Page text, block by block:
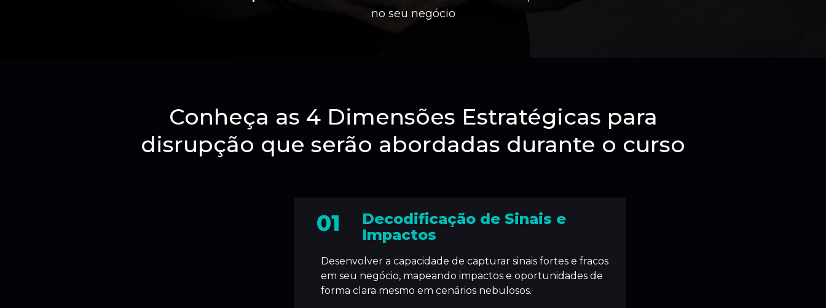
no seu negócio
Conheça as 4 Dimensões Estratégicas para
disrupção que serão abordadas durante o curso
01
Desenvolver a capacidade de capturar sinais fortes e fracos
em seu negócio, mapeando impactos e oportunidades de
forma clara mesmo em cenários nebulosos.
Decodificação de Sinais e
Impactos